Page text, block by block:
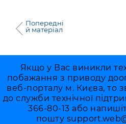
Попередні
й матеріал
Якщо у Вас виникли
побажання з приводу
веб-порталу м. Києва, то
до служби технічної
366-80-13 або
пошту